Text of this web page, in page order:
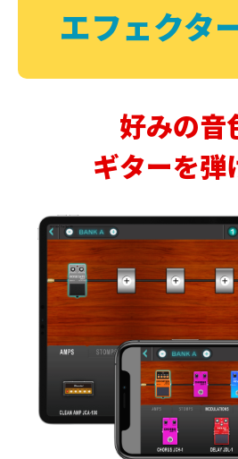
エフェクタ
好みの音
ギターを弾